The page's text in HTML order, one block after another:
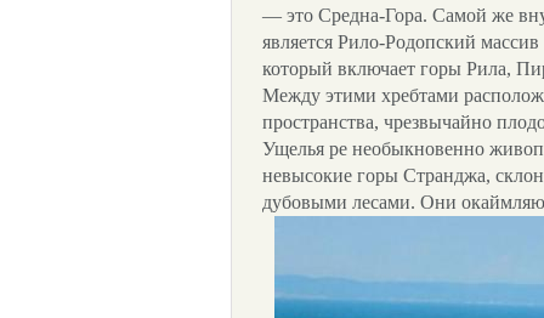
— это Средна-Гора. Самой же
является Рило-Родопский
который включает горы Рила,
Между этими хребтами
пространства, чрезвычайно
Ущелья ре необыкновенно
невысокие горы Странджа,
дубовыми лесами. Они